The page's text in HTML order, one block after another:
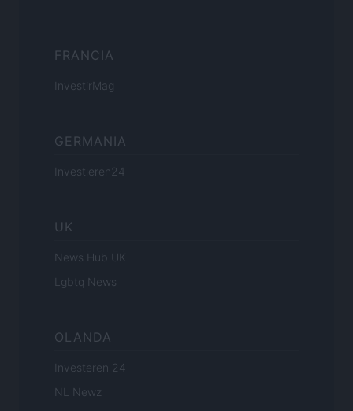
FRANCIA
InvestirMag
GERMANIA
Investieren24
UK
News Hub UK
Lgbtq News
OLANDA
Investeren 24
NL Newz